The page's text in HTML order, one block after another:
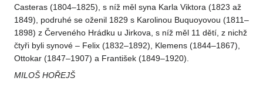
Casteras (1804–1825), s níž měl syna Karla Viktora (1823 až
1849), podruhé se oženil 1829 s Karolinou Buquoyovou (1811–
1898) z Červeného Hrádku u Jirkova, s níž měl 11 dětí, z nichž
čtyři byli synové – Felix (1832–1892), Klemens (1844–1867),
Ottokar (1847–1907) a František (1849–1920).
MILOŠ HOŘEJŠ